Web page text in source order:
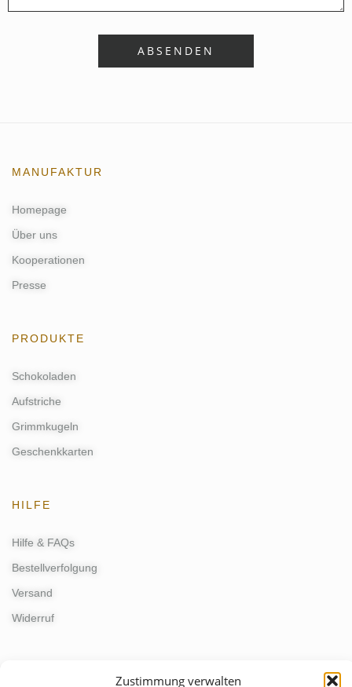
Zustimmung verwalten
MANUFAKTUR
Homepage
Über uns
Kooperationen
Presse
PRODUKTE
Schokoladen
Aufstriche
Grimmkugeln
Geschenkkarten
HILFE
Hilfe & FAQs
Bestellverfolgung
Versand
Widerruf